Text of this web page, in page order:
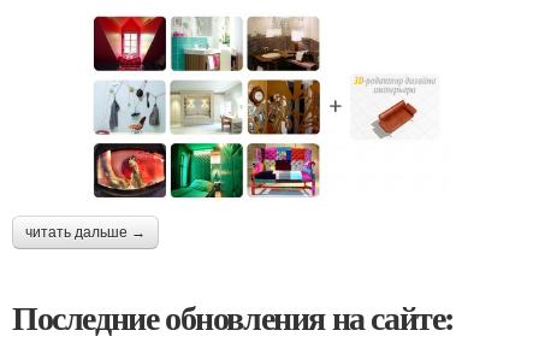
читать дальше →
Последние обновления на сайте: